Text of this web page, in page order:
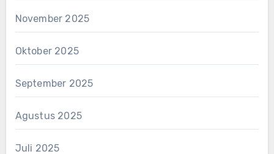
November 2025
Oktober 2025
September 2025
Agustus 2025
Juli 2025